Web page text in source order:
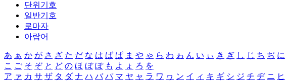
단위기호
일반기호
로마자
아랍어
あ ぁ か が さ ざ た だ な は ば ぱ ま や ゃ ら わ ゎ ん い ぃ き ぎ し じ ち ぢ に
こ ご そ ぞ と ど の ほ ぼ ぽ も よ ょ ろ を
ア ァ カ サ ザ タ ダ ナ ハ バ パ マ ヤ ャ ラ ワ ヮ ン イ ィ キ ギ シ ジ チ ヂ ニ ヒ